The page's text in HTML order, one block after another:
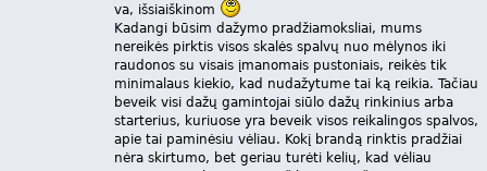
va, išsiaiškinom
Kadangi būsim dažymo pradžiamoksliai, mums
nereikės pirktis visos skalės spalvų nuo mėlynos iki
raudonos su visais įmanomais pustoniais, reikės tik
minimalaus kiekio, kad nudažytume tai ką reikia. Tačiau
beveik visi dažų gamintojai siūlo dažų rinkinius arba
starterius, kuriuose yra beveik visos reikalingos spalvos,
apie tai paminėsiu vėliau. Kokį brandą rinktis pradžiai
nėra skirtumo, bet geriau turėti kelių, kad vėliau